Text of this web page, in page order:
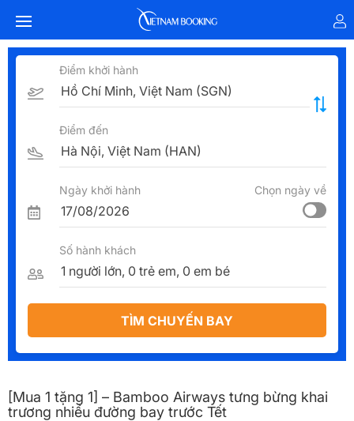
Điểm khởi hành
Điểm đến
Ngày khởi hành Chọn ngày về
Số hành khách
TÌM CHUYẾN BAY
[Mua 1 tặng 1] – Bamboo Airways tưng bừng khai
trương nhiều đường bay trước Tết